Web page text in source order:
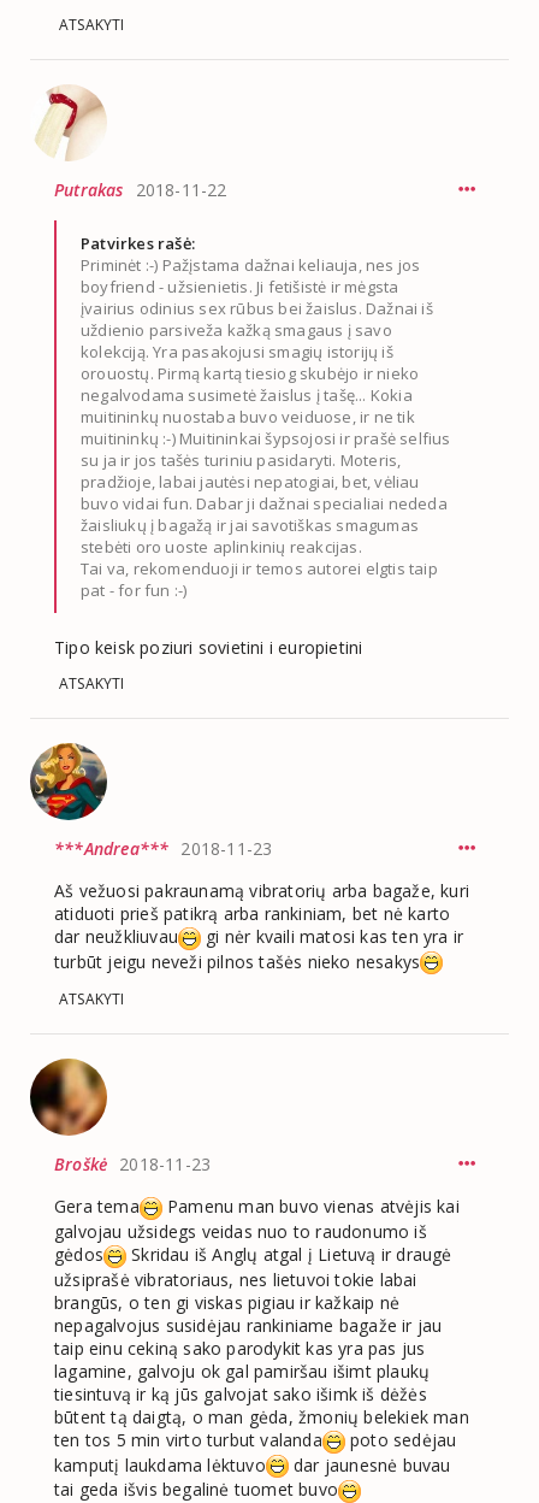
ATSAKYTI
Putrakas 2018-11-22
Patvirkes rašė:
Priminėt :-) Pažįstama dažnai keliauja, nes jos
boyfriend - užsienietis. Ji fetišistė ir mėgsta
įvairius odinius sex rūbus bei žaislus. Dažnai iš
uždienio parsiveža kažką smagaus į savo
kolekciją. Yra pasakojusi smagių istorijų iš
orouostų. Pirmą kartą tiesiog skubėjo ir nieko
negalvodama susimetė žaislus į tašę... Kokia
muitininkų nuostaba buvo veiduose, ir ne tik
muitininkų :-) Muitininkai šypsojosi ir prašė selfius
su ja ir jos tašės turiniu pasidaryti. Moteris,
pradžioje, labai jautėsi nepatogiai, bet, vėliau
buvo vidai fun. Dabar ji dažnai specialiai nededa
žaisliukų į bagažą ir jai savotiškas smagumas
stebėti oro uoste aplinkinių reakcijas.
Tai va, rekomenduoji ir temos autorei elgtis taip
pat - for fun :-)
Tipo keisk poziuri sovietini i europietini
ATSAKYTI
***Andrea*** 2018-11-23
Aš vežuosi pakraunamą vibratorių arba bagaže, kuri
atiduoti prieš patikrą arba rankiniam, bet nė karto
dar neužkliuvau
gi nėr kvaili matosi kas ten yra ir
turbūt jeigu neveži pilnos tašės nieko nesakys
ATSAKYTI
Broškė 2018-11-23
Gera tema
Pamenu man buvo vienas atvėjis kai
galvojau užsidegs veidas nuo to raudonumo iš
gėdos
Skridau iš Anglų atgal į Lietuvą ir draugė
užsiprašė vibratoriaus, nes lietuvoi tokie labai
brangūs, o ten gi viskas pigiau ir kažkaip nė
nepagalvojus susidėjau rankiniame bagaže ir jau
taip einu cekiną sako parodykit kas yra pas jus
lagamine, galvoju ok gal pamiršau išimt plaukų
tiesintuvą ir ką jūs galvojat sako išimk iš dėžės
būtent tą daigtą, o man gėda, žmonių belekiek man
ten tos 5 min virto turbut valanda
poto sedėjau
kamputį laukdama lėktuvo
dar jaunesnė buvau
tai geda išvis begalinė tuomet buvo